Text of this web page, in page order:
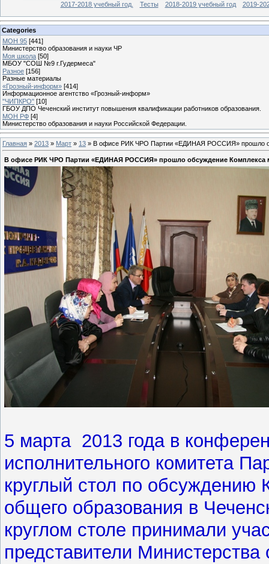
2017-2018 учебный год.
Тесты 2018-2019 учебный год 2019-
Categories
МОН 95 [441]
Министерство образования и науки ЧР
Моя школа [50]
МБОУ "СОШ №9 г.Гудермеса"
Разное [156]
Разные материалы
«Грозный-информ» [414]
Информационное агентство «Грозный-информ»
"ЧИПКРО" [10]
ГБОУ ДПО Чеченский институт повышения квалификации работников образования.
МОН РФ [4]
Министерство образования и науки Российской Федерации.
Главная » 2013 » Март » 13 » В офисе РИК ЧРО Партии «ЕДИНАЯ РОССИЯ» прошло
В офисе РИК ЧРО Партии «ЕДИНАЯ РОССИЯ» прошло обсуждение Комплекса
5 марта 2013 года в
исполнительного комитета
круглый стол по обсуждению
общего образования в
круглом столе принимали
представители